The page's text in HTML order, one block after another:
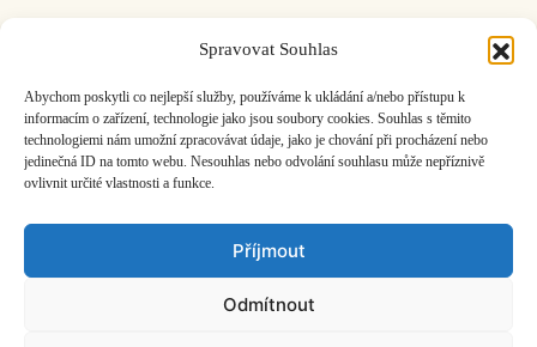
Spravovat Souhlas
Abychom poskytli co nejlepší služby, používáme k ukládání a/nebo přístupu k
informacím o zařízení, technologie jako jsou soubory cookies. Souhlas s těmito
technologiemi nám umožní zpracovávat údaje, jako je chování při procházení nebo
jedinečná ID na tomto webu. Nesouhlas nebo odvolání souhlasu může nepříznivě
ovlivnit určité vlastnosti a funkce.
Příjmout
Odmítnout
Baví mě fotky kurdských bojovnic nebo
izraelských vojaček.